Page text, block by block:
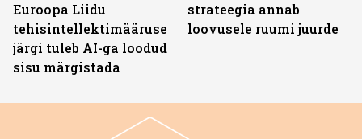
Euroopa Liidu
tehisintellektimääruse
järgi tuleb AI-ga loodud
sisu märgistada
strateegia annab
loovusele ruumi juurde